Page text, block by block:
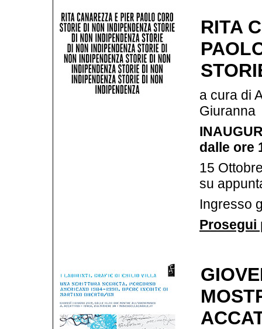
RITA
a cura di
Giuranna
dalle ore
15
su
Ingresso
Prosegui